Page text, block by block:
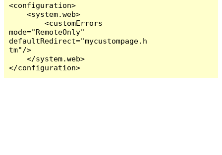
<configuration>
    <system.web>
        <customErrors
mode="RemoteOnly"
defaultRedirect="mycustompage.h
tm"/>
    </system.web>
</configuration>